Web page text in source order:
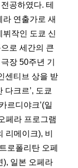
공하였다. 테
연출가로 새
뷔작인 도쿄 신
로 세간의 큰
장 50주년 기
센티브 상을 받
다크르’, 도쿄
르디야크’(일
페라 프로그램
리메이크), 비
로폴리탄 오페
), 일본 오페라